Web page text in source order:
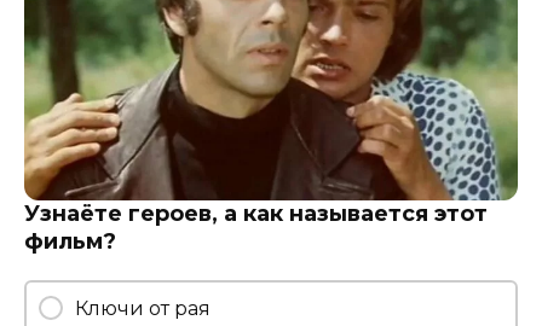
Узнаёте героев, а как называется этот
фильм?
Ключи от рая